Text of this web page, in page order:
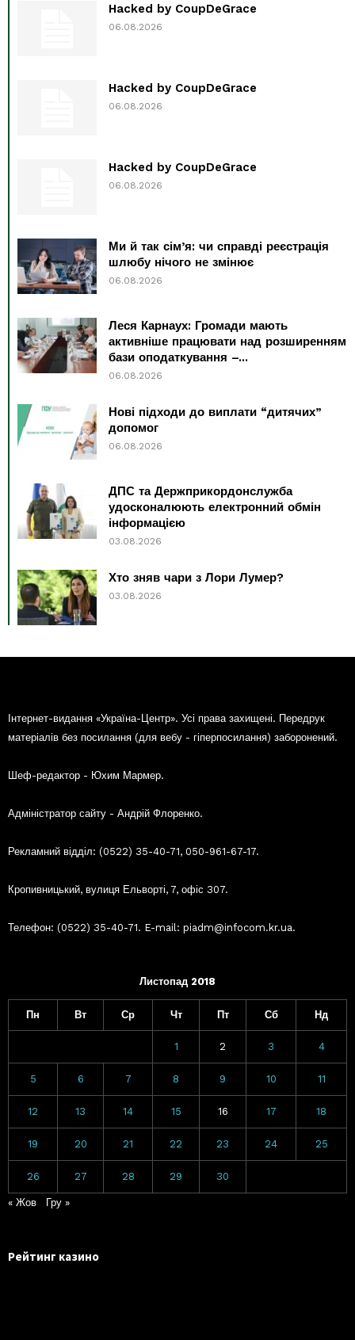
Hacked by CoupDeGrace
06.08.2026
Hacked by CoupDeGrace
06.08.2026
Hacked by CoupDeGrace
06.08.2026
Ми й так сім’я: чи справді реєстрація
шлюбу нічого не змінює
06.08.2026
Леся Карнаух: Громади мають
активніше працювати над розширенням
бази оподаткування –...
06.08.2026
Нові підходи до виплати “дитячих”
допомог
06.08.2026
ДПС та Держприкордонслужба
удосконалюють електронний обмін
інформацією
03.08.2026
Хто зняв чари з Лори Лумер?
03.08.2026
Інтернет-видання «Україна-Центр». Усі права захищені. Передрук
матеріалів без посилання (для вебу - гіперпосилання) заборонений.
Шеф-редактор - Юхим Мармер.
Адміністратор сайту - Андрій Флоренко.
Рекламний відділ: (0522) 35-40-71, 050-961-67-17.
Кропивницький, вулиця Ельворті, 7, офіс 307.
Телефон: (0522) 35-40-71. E-mail: piadm@infocom.kr.ua.
Листопад 2018
Пн Вт Ср Чт Пт Сб Нд
1 2 3 4
5 6 7 8 9 10 11
12 13 14 15 16 17 18
19 20 21 22 23 24 25
26 27 28 29 30
« Жов Гру »
Рейтинг казино